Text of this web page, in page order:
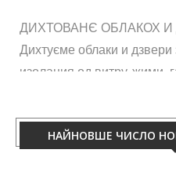
ДИХТОВАНЄ ОБЛАКОХ И
Дихтуєме облаки и
изолация од витру, жими,
НАЙНОВШЕ ЧИСЛО